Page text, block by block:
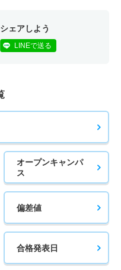
ェアしよう
LINEで送る
オープンキャンパ
ス
偏差値
合格発表日